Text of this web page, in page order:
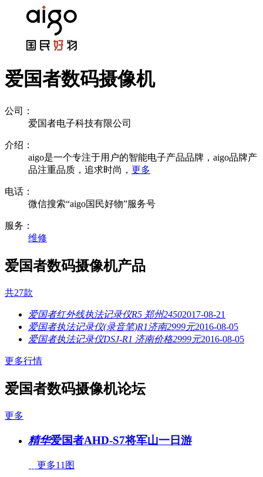
爱国者数码摄像机
公司：
爱国者电子科技有限公司
介绍：
aigo是一个专注于用户的智能电子产品品牌，aigo品牌产
品注重品质，追求时尚， 更多
电话：
微信搜索“aigo国民好物”服务号
服务：
维修
爱国者数码摄像机产品
共27款
爱国者红外线执法记录仪R5 郑州24502017-08-21
爱国者执法记录仪(录音笔)R1济南2999元2016-08-05
爱国者执法记录仪DSJ-R1 济南价格2999元2016-08-05
更多行情
爱国者数码摄像机论坛
更多
精华爱国者AHD-S7将军山一日游
更多11图